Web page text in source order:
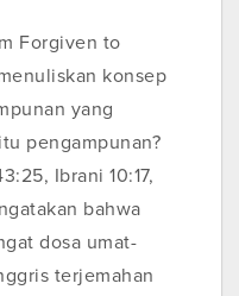
Forgiven to
konsep
yang
pengampunan?
Ibrani 10:17,
bahwa
dosa umat-
terjemahan